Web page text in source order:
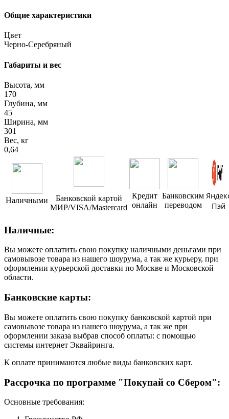
Общие характеристики
Цвет
Черно-Серебряный
Габариты и вес
Высота, мм
170
Глубина, мм
45
Ширина, мм
301
Вес, кг
0,64
Наличными
Банковской картой
МИР/VISA/Mastercard
Кредит
онлайн
Банковским
переводом
Пэй
Наличные:
Вы можете оплатить свою покупку наличными деньгами при
самовывозе товара из нашего шоурума, а так же курьеру, при
оформлении курьерской доставки по Москве и Московской
области.
Банковские карты:
Вы можете оплатить свою покупку банковской картой при
самовывозе товара из нашего шоурума, а так же при
оформлении заказа выбрав способ оплаты: с помощью
системы интернет Эквайринга.
К оплате принимаются любые виды банковских карт.
Рассрочка по программе "Покупай со Сбером":
Основные требования: